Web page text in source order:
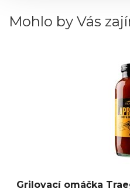
Mohlo by Vás
Grilovací omáčka